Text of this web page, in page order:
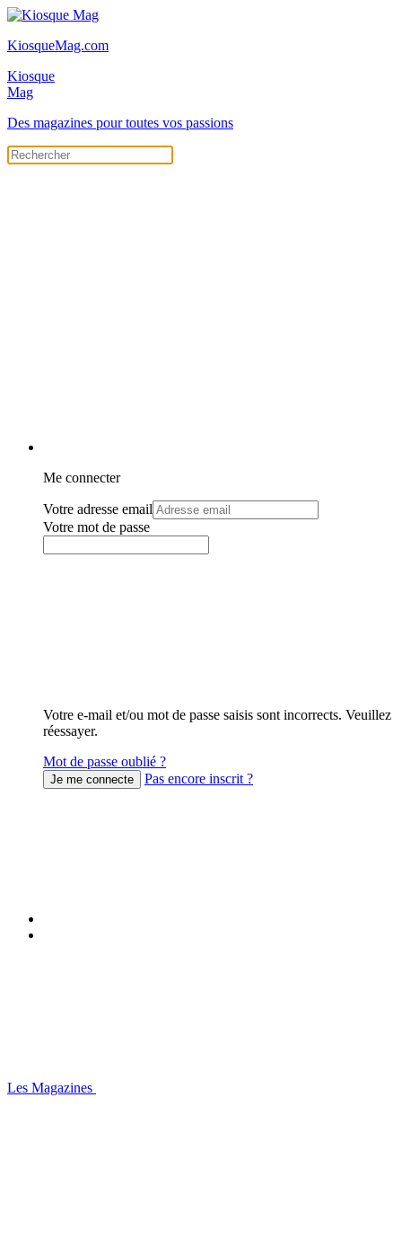
KiosqueMag.com
Kiosque
Mag
Des magazines pour toutes vos passions
Me connecter
Votre adresse email
Votre mot de passe
Votre e-mail et/ou mot de passe saisis sont incorrects. Veuillez
réessayer.
Mot de passe oublié ?
Pas encore inscrit ?
Les Magazines